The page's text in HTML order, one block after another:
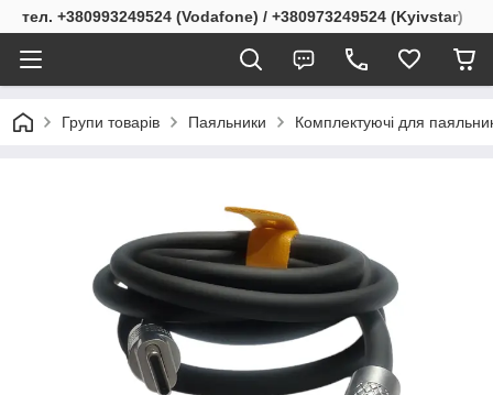
тел. +380993249524 (Vodafone) / +380973249524 (Kyivstar)
Групи товарів Паяльники Комплектуючі для